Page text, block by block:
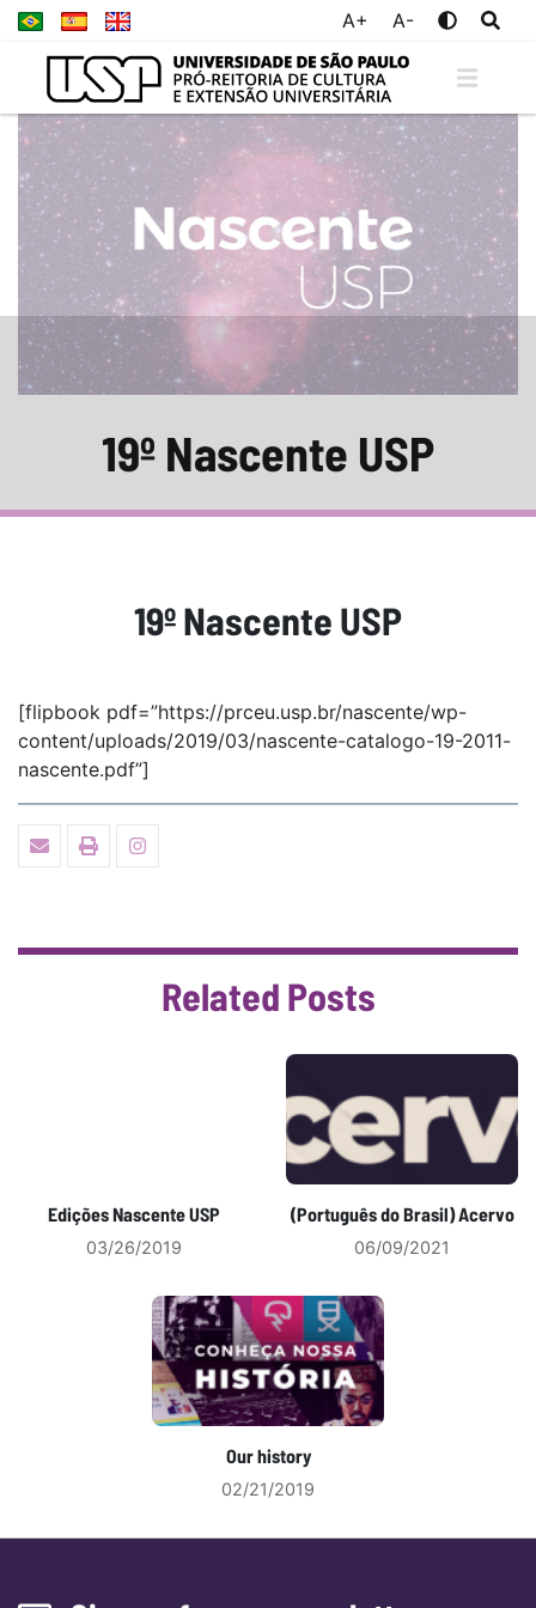
A+ A-
19º Nascente USP
19º Nascente USP
[flipbook pdf=”https://prceu.usp.br/nascente/wp-
content/uploads/2019/03/nascente-catalogo-19-2011-
nascente.pdf”]
Related Posts
Edições Nascente USP
03/26/2019
(Português do Brasil) Acervo
06/09/2021
Our history
02/21/2019